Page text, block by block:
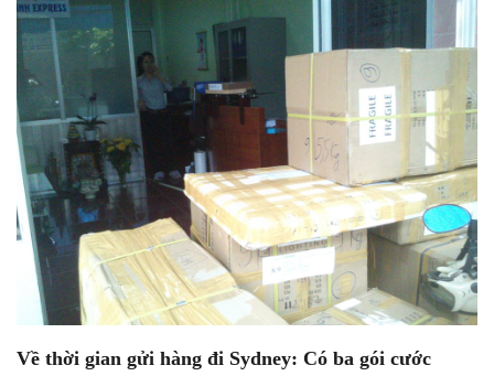
Về thời gian gửi hàng đi Sydney: Có ba gói cước